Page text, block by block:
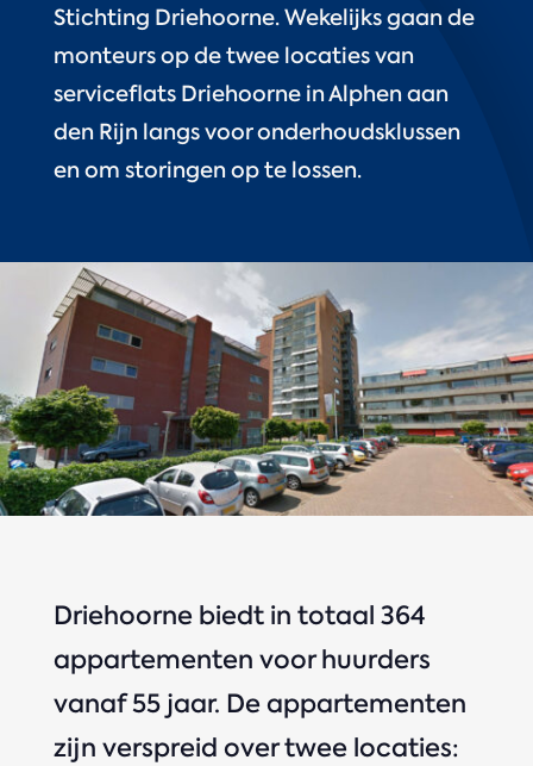
Stichting Driehoorne. Wekelijks gaan de
monteurs op de twee locaties van
serviceflats Driehoorne in Alphen aan
den Rijn langs voor onderhoudsklussen
en om storingen op te lossen.
Driehoorne biedt in totaal 364
appartementen voor huurders
vanaf 55 jaar. De appartementen
zijn verspreid over twee locaties: